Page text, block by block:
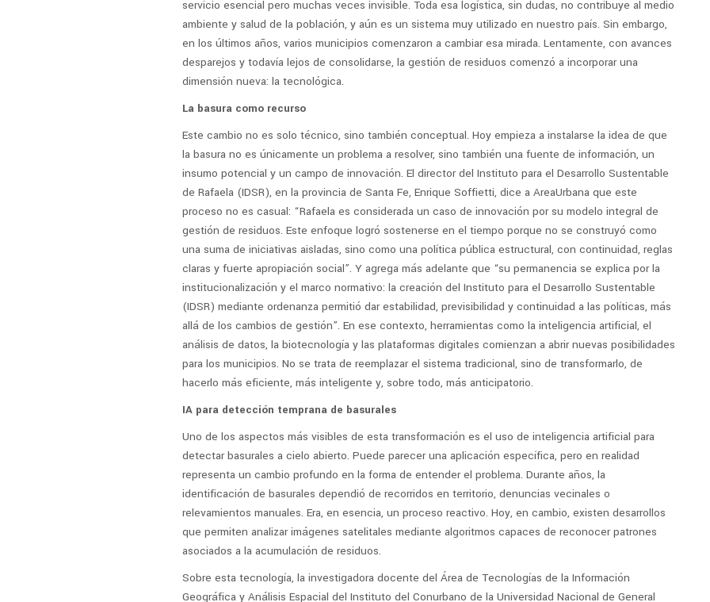
servicio esencial pero muchas veces invisible. Toda esa logística, sin dudas, no contribuye al medio
ambiente y salud de la población, y aún es un sistema muy utilizado en nuestro país. Sin embargo,
en los últimos años, varios municipios comenzaron a cambiar esa mirada. Lentamente, con avances
desparejos y todavía lejos de consolidarse, la gestión de residuos comenzó a incorporar una
dimensión nueva: la tecnológica.
La basura como recurso
Este cambio no es solo técnico, sino también conceptual. Hoy empieza a instalarse la idea de que
la basura no es únicamente un problema a resolver, sino también una fuente de información, un
insumo potencial y un campo de innovación. El director del Instituto para el Desarrollo Sustentable
de Rafaela (IDSR), en la provincia de Santa Fe, Enrique Soffietti, dice a AreaUrbana que este
proceso no es casual: “Rafaela es considerada un caso de innovación por su modelo integral de
gestión de residuos. Este enfoque logró sostenerse en el tiempo porque no se construyó como
una suma de iniciativas aisladas, sino como una política pública estructural, con continuidad, reglas
claras y fuerte apropiación social”. Y agrega más adelante que “su permanencia se explica por la
institucionalización y el marco normativo: la creación del Instituto para el Desarrollo Sustentable
(IDSR) mediante ordenanza permitió dar estabilidad, previsibilidad y continuidad a las políticas, más
allá de los cambios de gestión”. En ese contexto, herramientas como la inteligencia artificial, el
análisis de datos, la biotecnología y las plataformas digitales comienzan a abrir nuevas posibilidades
para los municipios. No se trata de reemplazar el sistema tradicional, sino de transformarlo, de
hacerlo más eficiente, más inteligente y, sobre todo, más anticipatorio.
IA para detección temprana de basurales
Uno de los aspectos más visibles de esta transformación es el uso de inteligencia artificial para
detectar basurales a cielo abierto. Puede parecer una aplicación específica, pero en realidad
representa un cambio profundo en la forma de entender el problema. Durante años, la
identificación de basurales dependió de recorridos en territorio, denuncias vecinales o
relevamientos manuales. Era, en esencia, un proceso reactivo. Hoy, en cambio, existen desarrollos
que permiten analizar imágenes satelitales mediante algoritmos capaces de reconocer patrones
asociados a la acumulación de residuos.
Sobre esta tecnología, la investigadora docente del Área de Tecnologías de la Información
Geográfica y Análisis Espacial del Instituto del Conurbano de la Universidad Nacional de General